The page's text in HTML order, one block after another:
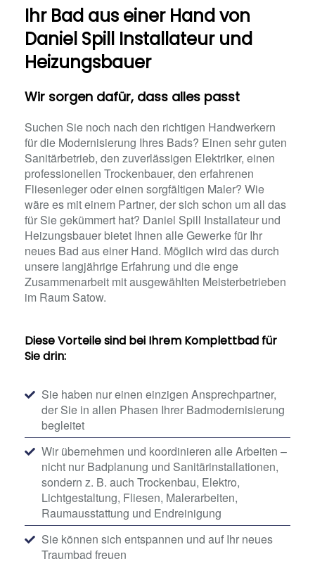
Ihr Bad aus einer Hand​ von
Daniel Spill Installateur und
Heizungsbauer
Wir sorgen dafür, dass alles passt
Suchen Sie noch nach den richtigen Handwerkern
für die Modernisierung Ihres Bads? Einen sehr guten
Sanitärbetrieb, den zuverlässigen Elektriker, einen
professionellen Trockenbauer, den erfahrenen
Fliesenleger oder einen sorgfältigen Maler? Wie
wäre es mit einem Partner, der sich schon um all das
für Sie gekümmert hat? Daniel Spill Installateur und
Heizungsbauer bietet Ihnen alle Gewerke für Ihr
neues Bad aus einer Hand. Möglich wird das durch
unsere langjährige Erfahrung und die enge
Zusammenarbeit mit ausgewählten Meisterbetrieben
im Raum Satow.
Diese Vorteile sind bei Ihrem Komplettbad für
Sie drin:
Sie haben nur einen einzigen Ansprechpartner,
der Sie in allen Phasen Ihrer Badmodernisierung
begleitet
Wir übernehmen und koordinieren alle Arbeiten –
nicht nur Badplanung und Sanitärinstallationen,
sondern z. B. auch Trockenbau, Elektro,
Lichtgestaltung, Fliesen, Malerarbeiten,
Raumausstattung und Endreinigung
Sie können sich entspannen und auf Ihr neues
Traumbad freuen